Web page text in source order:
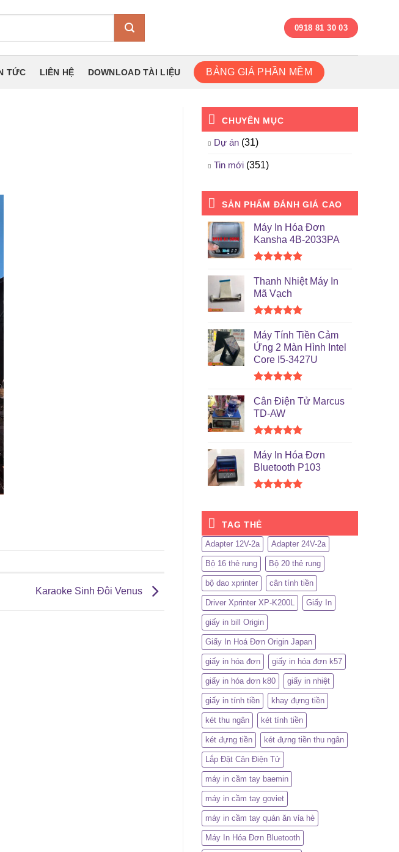
0918 81 30 03
TỨC LIÊN HỆ DOWNLOAD TÀI LIỆU BẢNG GIÁ PHẦN MỀM
Karaoke Sinh Đôi Venus
CHUYÊN MỤC
Dự án(31)
Tin mới(351)
SẢN PHẨM ĐÁNH GIÁ CAO
Máy In Hóa Đơn
Kansha 4B-2033PA
hạng5.00
5 sao
Thanh Nhiệt Máy In
Mã Vạch
hạng5.00
5 sao
Máy Tính Tiền Cảm
Ứng 2 Màn Hình Intel
Core I5-3427U
hạng5.00
5 sao
Cân Điện Tử Marcus
TD-AW
hạng5.00
5 sao
Máy In Hóa Đơn
Bluetooth P103
5 sao
TAG THẺ
Adapter 12V-2a Adapter 24V-2a
Bộ 16 thẻ rung Bộ 20 thẻ rung
bộ dao xprinter cân tính tiền
Driver Xprinter XP-K200L Giấy In
giấy in bill Origin
Giấy In Hoá Đơn Origin Japan
giấy in hóa đơn giấy in hóa đơn k57
giấy in hóa đơn k80 giấy in nhiệt
giấy in tính tiền khay đựng tiền
két thu ngân két tính tiền
két đựng tiền két đựng tiền thu ngân
Lắp Đặt Cân Điện Tử
máy in cầm tay baemin
máy in cầm tay goviet
máy in cầm tay quán ăn vỉa hè
Máy In Hóa Đơn Bluetooth